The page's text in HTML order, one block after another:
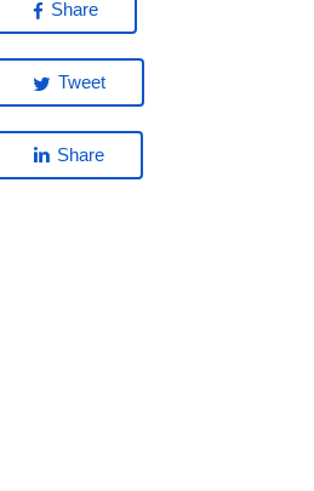
Share
Tweet
Share